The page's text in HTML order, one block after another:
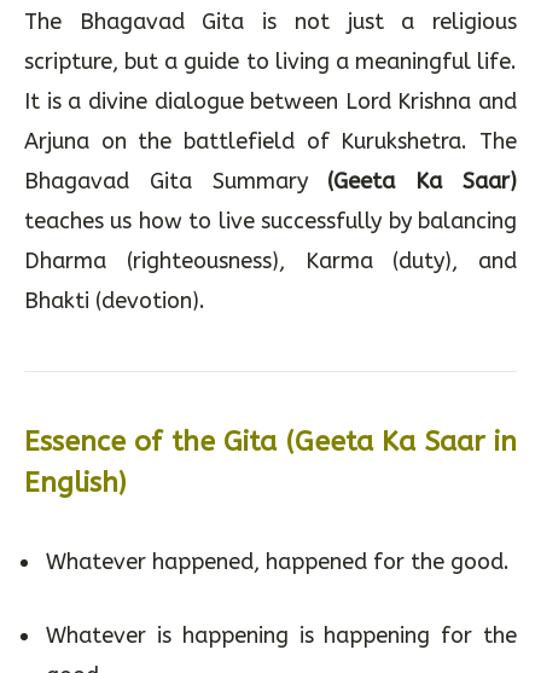
The Bhagavad Gita is not just a religious
scripture, but a guide to living a meaningful life.
It is a divine dialogue between Lord Krishna and
Arjuna on the battlefield of Kurukshetra. The
Bhagavad Gita Summary(Geeta Ka Saar)
teaches us how to live successfully by balancing
Dharma (righteousness), Karma (duty), and
Bhakti (devotion).
Essence of the Gita (Geeta Ka Saar in
English)
Whatever happened, happened for the good.
Whatever is happening is happening for the